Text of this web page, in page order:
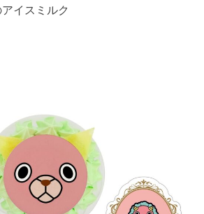
イスミルク